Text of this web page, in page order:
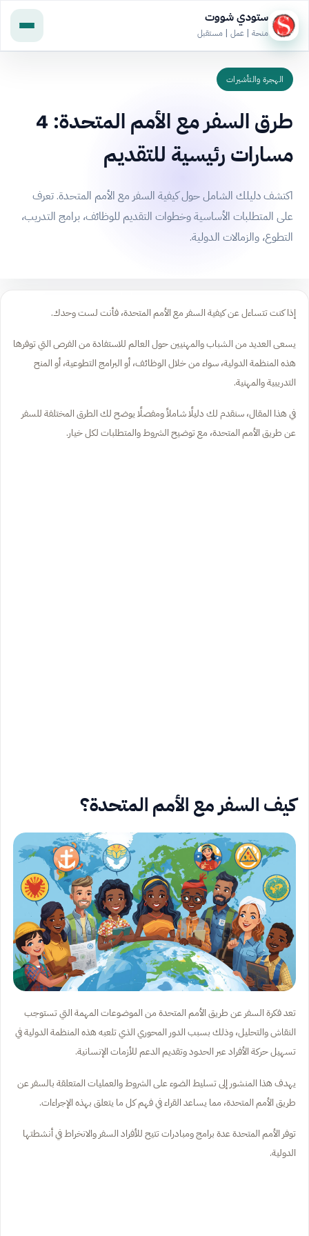
ستودي شووت
منحة | عمل | مستقبل
الهجرة والتأشيرات
طرق السفر مع الأمم المتحدة: 4
مسارات رئيسية للتقديم
اكتشف دليلك الشامل حول كيفية السفر مع الأمم المتحدة. تعرف
على المتطلبات الأساسية وخطوات التقديم للوظائف، برامج التدريب،
التطوع، والزمالات الدولية.
إذا كنت تتساءل عن كيفية السفر مع الأمم المتحدة، فأنت لست وحدك.
يسعى العديد من الشباب والمهنيين حول العالم للاستفادة من الفرص التي توفرها
هذه المنظمة الدولية، سواء من خلال الوظائف، أو البرامج التطوعية، أو المنح
التدريبية والمهنية.
في هذا المقال، سنقدم لك دليلًا شاملاً ومفصلًا يوضح لك الطرق المختلفة للسفر
عن طريق الأمم المتحدة، مع توضيح الشروط والمتطلبات لكل خيار.
كيف السفر مع الأمم المتحدة؟
تعد فكرة السفر عن طريق الأمم المتحدة من الموضوعات المهمة التي تستوجب
النقاش والتحليل، وذلك بسبب الدور المحوري الذي تلعبه هذه المنظمة الدولية في
تسهيل حركة الأفراد عبر الحدود وتقديم الدعم للأزمات الإنسانية.
يهدف هذا المنشور إلى تسليط الضوء على الشروط والعمليات المتعلقة بالسفر عن
طريق الأمم المتحدة، مما يساعد القراء في فهم كل ما يتعلق بهذه الإجراءات.
توفر الأمم المتحدة عدة برامج ومبادرات تتيح للأفراد السفر والانخراط في أنشطتها
الدولية.